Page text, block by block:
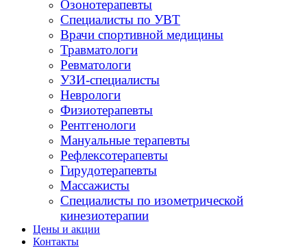
Озонотерапевты
Специалисты по УВТ
Врачи спортивной медицины
Травматологи
Ревматологи
УЗИ-специалисты
Неврологи
Физиотерапевты
Рентгенологи
Мануальные терапевты
Рефлексотерапевты
Гирудотерапевты
Массажисты
Специалисты по изометрической
кинезиотерапии
Цены и акции
Контакты